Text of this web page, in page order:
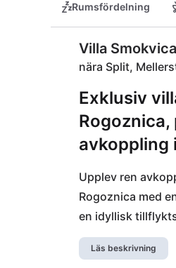
Rumsfördelning
Villa Smokvica
nära Split,
Exklusiv
avkoppling
Upplev ren
Rogoznica med
en idyllisk
Doppa dig i den
egna gymmet.
Läs beskrivning